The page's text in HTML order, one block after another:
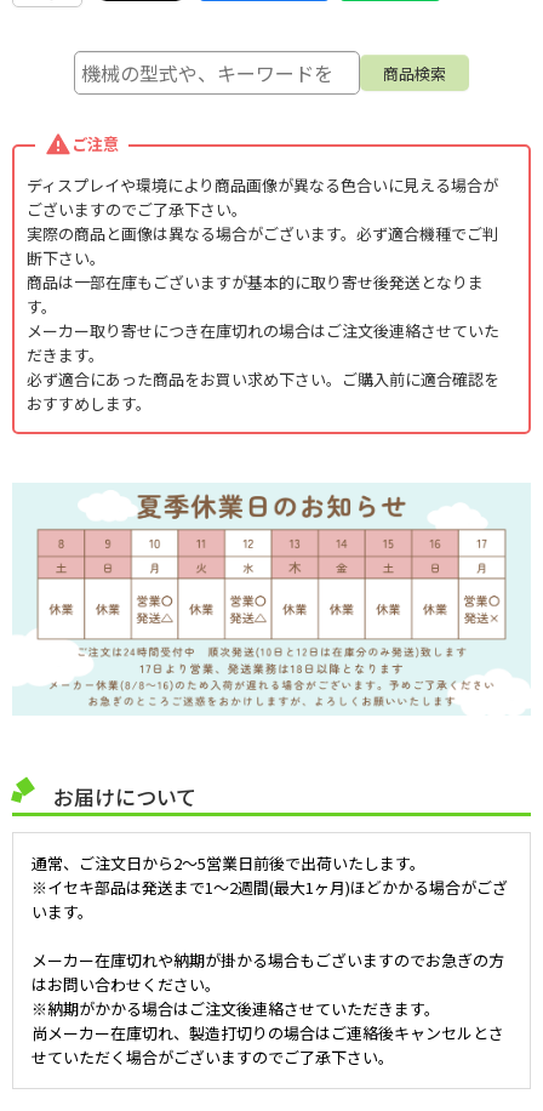
ご注意
ディスプレイや環境により商品画像が異なる色合いに見える場合が
ございますのでご了承下さい。
実際の商品と画像は異なる場合がございます。必ず適合機種でご判
断下さい。
商品は一部在庫もございますが基本的に取り寄せ後発送となりま
す。
メーカー取り寄せにつき在庫切れの場合はご注文後連絡させていた
だきます。
必ず適合にあった商品をお買い求め下さい。ご購入前に適合確認を
おすすめします。
お届けについて
通常、ご注文日から2～5営業日前後で出荷いたします。
※イセキ部品は発送まで1～2週間(最大1ヶ月)ほどかかる場合がござ
います。
メーカー在庫切れや納期が掛かる場合もございますのでお急ぎの方
はお問い合わせください。
※納期がかかる場合はご注文後連絡させていただきます。
尚メーカー在庫切れ、製造打切りの場合はご連絡後キャンセルとさ
せていただく場合がございますのでご了承下さい。